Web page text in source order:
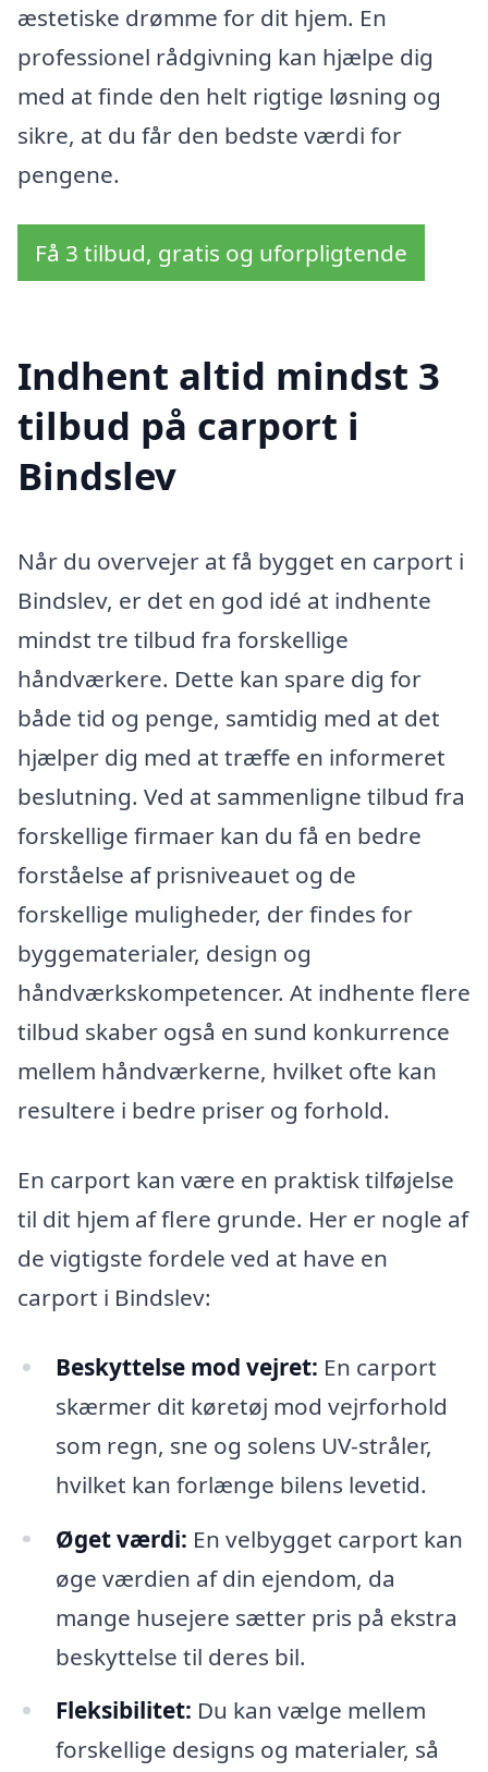
æstetiske drømme for dit hjem. En
professionel rådgivning kan hjælpe dig
med at finde den helt rigtige løsning og
sikre, at du får den bedste værdi for
pengene.
Få 3 tilbud, gratis og uforpligtende
Indhent altid mindst 3
tilbud på carport i
Bindslev
Når du overvejer at få bygget en carport i
Bindslev, er det en god idé at indhente
mindst tre tilbud fra forskellige
håndværkere. Dette kan spare dig for
både tid og penge, samtidig med at det
hjælper dig med at træffe en informeret
beslutning. Ved at sammenligne tilbud fra
forskellige firmaer kan du få en bedre
forståelse af prisniveauet og de
forskellige muligheder, der findes for
byggematerialer, design og
håndværkskompetencer. At indhente flere
tilbud skaber også en sund konkurrence
mellem håndværkerne, hvilket ofte kan
resultere i bedre priser og forhold.
En carport kan være en praktisk tilføjelse
til dit hjem af flere grunde. Her er nogle af
de vigtigste fordele ved at have en
carport i Bindslev:
Beskyttelse mod vejret: En carport
skærmer dit køretøj mod vejrforhold
som regn, sne og solens UV-stråler,
hvilket kan forlænge bilens levetid.
Øget værdi: En velbygget carport kan
øge værdien af din ejendom, da
mange husejere sætter pris på ekstra
beskyttelse til deres bil.
Fleksibilitet: Du kan vælge mellem
forskellige designs og materialer, så